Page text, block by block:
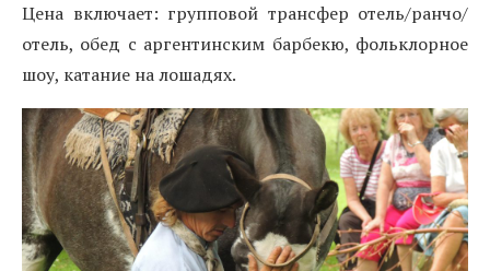
Цена включает: групповой трансфер отель/ранчо/
отель, обед с аргентинским барбекю, фольклорное
шоу, катание на лошадях.